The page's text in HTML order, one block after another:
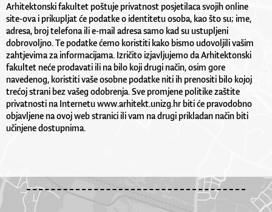
Arhitektonski fakultet poštuje privatnost posjetilaca svojih online
site-ova i prikupljat će podatke o identitetu osoba, kao što su; ime,
adresa, broj telefona ili e-mail adresa samo kad su ustupljeni
dobrovoljno. Te podatke ćemo koristiti kako bismo udovoljili vašim
zahtjevima za informacijama. Izričito izjavljujemo da Arhitektonski
fakultet neće prodavati ili na bilo koji drugi način, osim gore
navedenog, koristiti vaše osobne podatke niti ih prenositi bilo kojoj
trećoj strani bez vašeg odobrenja. Sve promjene politike zaštite
privatnosti na Internetu www.arhitekt.unizg.hr biti će pravodobno
objavljene na ovoj web stranici ili vam na drugi prikladan način biti
učinjene dostupnima.